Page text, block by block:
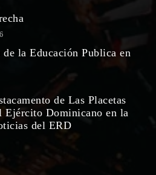
la Educación Publica en
de Las Placetas
Ejército Dominicano en la
del ERD